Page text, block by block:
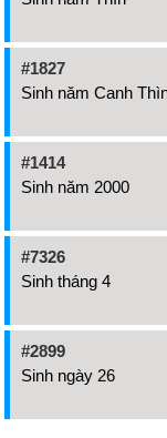
#1827
Sinh năm Canh
#1414
Sinh năm 2000
#7326
Sinh tháng 4
#2899
Sinh ngày 26